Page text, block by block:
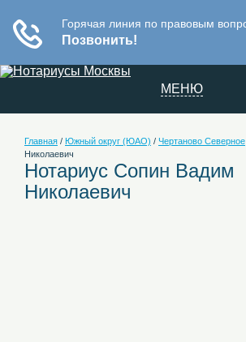
МЕНЮ
Главная / Южный округ (ЮАО) / Чертаново Северное
Николаевич
Нотариус Сопин Вадим
Николаевич